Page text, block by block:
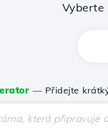
Vyberte
— Přidejte